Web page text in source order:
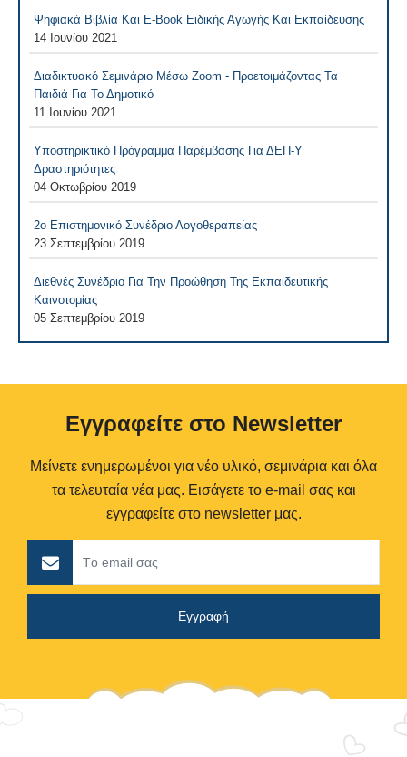
Ψηφιακά Βιβλία Και E-Book Ειδικής Αγωγής Και Εκπαίδευσης
14 Ιουνίου 2021
Διαδικτυακό Σεμινάριο Μέσω Zoom - Προετοιμάζοντας Τα
Παιδιά Για Το Δημοτικό
11 Ιουνίου 2021
Υποστηρικτικό Πρόγραμμα Παρέμβασης Για ΔΕΠ-Υ
Δραστηριότητες
04 Οκτωβρίου 2019
2ο Επιστημονικό Συνέδριο Λογοθεραπείας
23 Σεπτεμβρίου 2019
Διεθνές Συνέδριο Για Την Προώθηση Της Εκπαιδευτικής
Καινοτομίας
05 Σεπτεμβρίου 2019
Eγγραφείτε στο Newsletter
Μείνετε ενημερωμένοι για νέο υλικό, σεμινάρια και όλα
τα τελευταία νέα μας. Εισάγετε το e-mail σας και
εγγραφείτε στο newsletter μας.